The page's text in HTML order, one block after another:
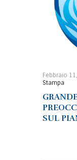
Febbraio
Stampa
SUL